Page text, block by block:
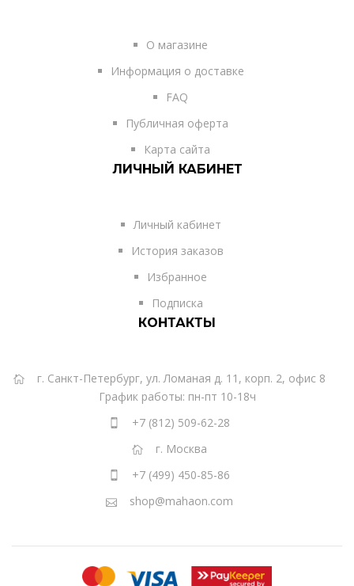
О магазине
Информация о доставке
FAQ
Публичная оферта
Карта сайта
ЛИЧНЫЙ КАБИНЕТ
Личный кабинет
История заказов
Избранное
Подписка
КОНТАКТЫ
г. Санкт-Петербург, ул. Ломаная д. 11, корп. 2, офис 8
График работы: пн-пт 10-18ч
+7 (812) 509-62-28
г. Москва
+7 (499) 450-85-86
shop@mahaon.com